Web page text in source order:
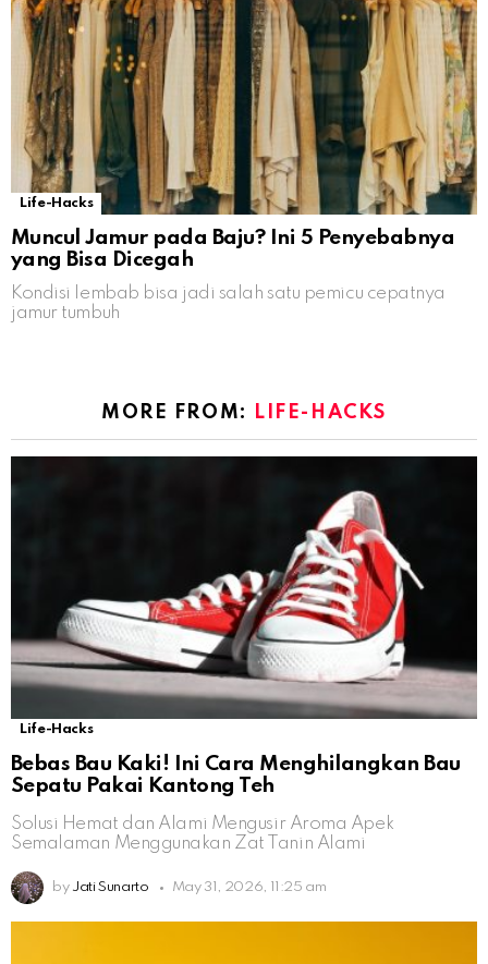
Life-Hacks
Muncul Jamur pada Baju? Ini 5 Penyebabnya
yang Bisa Dicegah
Kondisi lembab bisa jadi salah satu pemicu cepatnya
jamur tumbuh
MORE FROM: LIFE-HACKS
Life-Hacks
Bebas Bau Kaki! Ini Cara Menghilangkan Bau
Sepatu Pakai Kantong Teh
Solusi Hemat dan Alami Mengusir Aroma Apek
Semalaman Menggunakan Zat Tanin Alami
by Jati Sunarto May 31, 2026, 11:25 am